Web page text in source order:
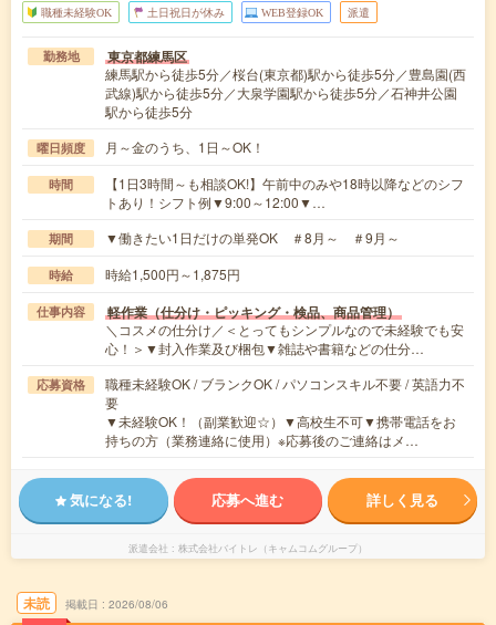
職種未経験OK 土日祝日が休み WEB登録OK 派遣
勤務地 東京都練馬区
練馬駅から徒歩5分／桜台(東京都)駅から徒歩5分／豊島園(西
武線)駅から徒歩5分／大泉学園駅から徒歩5分／石神井公園
駅から徒歩5分
曜日頻度 月～金のうち、1日～OK！
時間
【1日3時間～も相談OK!】午前中のみや18時以降などのシフ
トあり！シフト例▼9:00～12:00▼…
期間 ▼働きたい1日だけの単発OK ＃8月～ ＃9月～
時給 時給1,500円～1,875円
仕事内容 軽作業（仕分け・ピッキング・検品、商品管理）
＼コスメの仕分け／＜とってもシンプルなので未経験でも安
心！＞▼封入作業及び梱包▼雑誌や書籍などの仕分…
応募資格
職種未経験OK / ブランクOK / パソコンスキル不要 / 英語力不
要
▼未経験OK！（副業歓迎☆）▼高校生不可▼携帯電話をお
持ちの方（業務連絡に使用）※応募後のご連絡はメ…
気になる! 応募へ進む 詳しく見る
派遣会社 株式会社バイトレ（キャムコムグループ）
未読 掲載日 2026/08/06